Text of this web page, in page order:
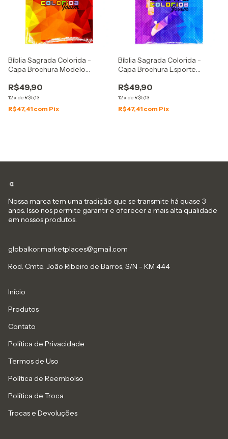
Bíblia Sagrada Colorida -
Capa Brochura Modelo
R$49,90
12x de R$5,13
R$47,41 com Pix
Bíblia Sagrada Colorida -
Capa Brochura Esporte
R$49,90
12x de R$5,13
R$47,41 com Pix
Nossa marca tem uma tradição que se transmite há quase 3
anos. Isso nos permite garantir e oferecer a mais alta qualidade
em nossos produtos.
globalkor.marketplaces@gmail.com
Rod. Cmte. João Ribeiro de Barros, S/N - KM 444
Início
Produtos
Contato
Política de Privacidade
Termos de Uso
Política de Reembolso
Política de Troca
Trocas e Devoluções